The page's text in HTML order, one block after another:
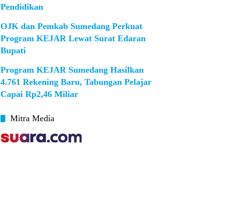
Pendidikan
OJK dan Pemkab Sumedang Perkuat
Program KEJAR Lewat Surat Edaran
Bupati
Program KEJAR Sumedang Hasilkan
4.761 Rekening Baru, Tabungan Pelajar
Capai Rp2,46 Miliar
Mitra Media